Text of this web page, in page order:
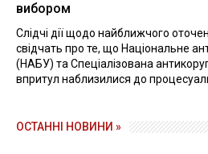
вибором
Слідчі дії щодо найближчого
свідчать про те, що Національне
(НАБУ) та Спеціалізована
впритул наблизилися до
ОСТАННІ НОВИНИ »